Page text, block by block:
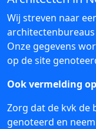
Wij streven naar
Onze gegevens
op de site
Ook vermelding
Zorg dat de kvk de
genoteerd en